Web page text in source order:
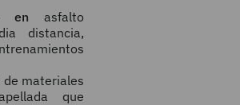
enasfalto
distancia,
de materiales
que